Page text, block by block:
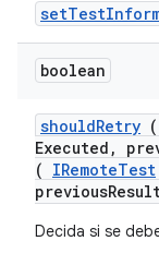
setTest
boolean
shouldRetry (
Executed ,
( IRemoteTest
Decida si se